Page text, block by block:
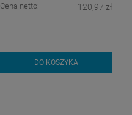
Cena netto: 120,97 zł
DO KOSZYKA